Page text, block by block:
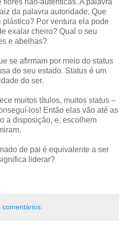
não-autenticas. A palavra
da palavra autoridade. Que
plástico? Por ventura ela pode
exalar cheiro? Qual o seu
e abelhas?
se afirmam por meio do status
do seu estado. Status é um
do ser.
muitos títulos, muitos status –
los! Então elas vão até as
a disposição, e, escolhem
de pai é equivalente a ser
liderar?
comentários: